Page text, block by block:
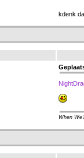
kdenk
When